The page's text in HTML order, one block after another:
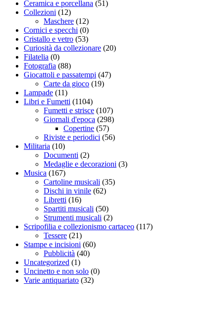
Ceramica e porcellana (51)
Collezioni (12)
Maschere (12)
Cornici e specchi (0)
Cristallo e vetro (53)
Curiosità da collezionare (20)
Filatelia (0)
Fotografia (88)
Giocattoli e passatempi (47)
Carte da gioco (19)
Lampade (11)
Libri e Fumetti (1104)
Fumetti e strisce (107)
Giornali d'epoca (298)
Copertine (57)
Riviste e periodici (56)
Militaria (10)
Documenti (2)
Medaglie e decorazioni (3)
Musica (167)
Cartoline musicali (35)
Dischi in vinile (62)
Libretti (16)
Spartiti musicali (50)
Strumenti musicali (2)
Scripofilia e collezionismo cartaceo (117)
Tessere (21)
Stampe e incisioni (60)
Pubblicità (40)
Uncategorized (1)
Uncinetto e non solo (0)
Varie antiquariato (32)